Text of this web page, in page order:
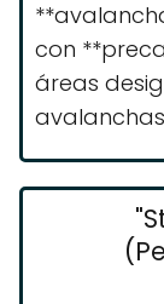
con
áreas